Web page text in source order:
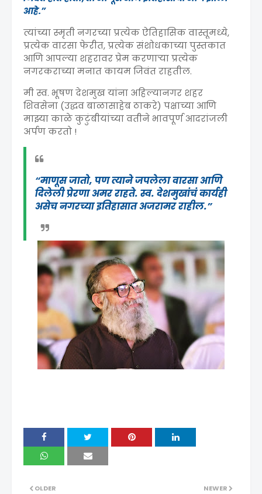
आहे.”
त्यांच्या स्मृती नगरच्या प्रत्येक ऐतिहासिक वास्तूमध्ये,
प्रत्येक वारसा फेरीत, प्रत्येक संशोधकाच्या पुस्तकात
आणि आपल्या शहरावर प्रेम करणाऱ्या प्रत्येक
नगरकराच्या मनात कायम जिवंत राहतील.
मी स्व. भूषण देशमुख यांना अहिल्यानगर शहर
शिवसेना (उद्धव बाळासाहेब ठाकरे) पक्षाच्या आणि
माझ्या काळे कुटुंबीयांच्या वतीने भावपूर्ण आदरांजली
अर्पण करतो !
“माणूस जातो, पण त्याने जपलेला वारसा आणि
दिलेली प्रेरणा अमर राहते. स्व. देशमुखांचं कार्यही
असेच नगरच्या इतिहासात अजरामर राहील.”
NEWER
OLDER